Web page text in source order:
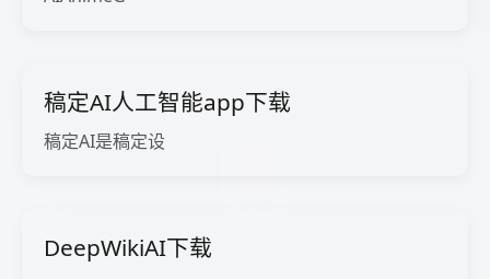
稿定AI人工智能app下载
稿定AI是稿定设
DeepWikiAI下载